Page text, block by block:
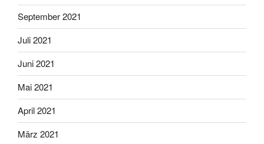
September 2021
Juli 2021
Juni 2021
Mai 2021
April 2021
März 2021